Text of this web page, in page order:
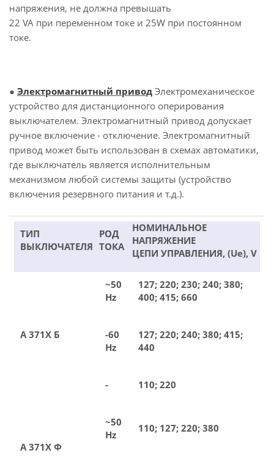
напряжения, не должна превышать
22 VA при переменном токе и 25W при постоянном
токе.
● Электромагнитный привод Электромеханическое
устройство для дистанционного оперирования
выключателем. Электромагнитный привод допускает
ручное включение - отключение. Электромагнитный
привод может быть использован в схемах автоматики,
где выключатель является исполнительным
механизмом любой системы защиты (устройство
включения резервного питания и т.д.).
ТИП
ВЫКЛЮЧАТЕЛЯ
РОД
ТОКА
НОМИНАЛЬНОЕ
НАПРЯЖЕНИЕ
ЦЕПИ УПРАВЛЕНИЯ, (Ue), V
А 371Х Б
~50
Hz
127; 220; 230; 240; 380;
400; 415; 660
-60
Hz
127; 220; 240; 380; 415;
440
- 110; 220
А 371Х Ф
~50
Hz
110; 127; 220; 380